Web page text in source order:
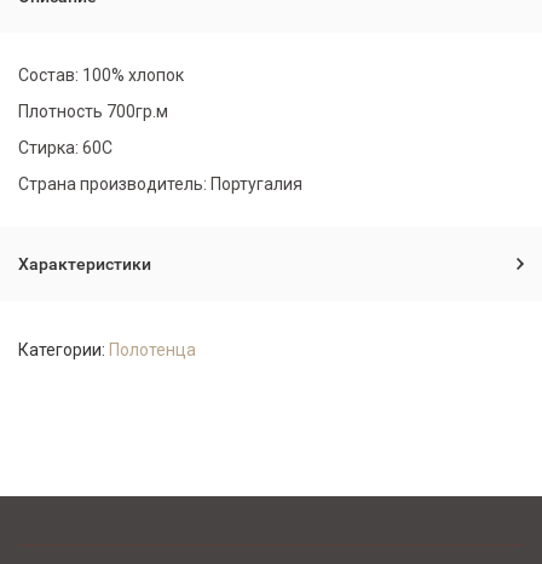
Состав: 100% хлопок
Плотность 700гр.м
Стирка: 60С
Страна производитель: Португалия
Характеристики
Категории: Полотенца